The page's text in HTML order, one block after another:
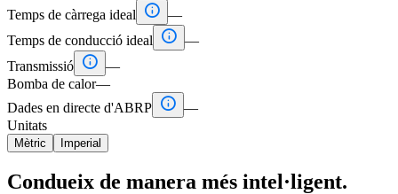
Temps de càrrega ideal
 —
Temps de conducció ideal
 —
Transmissió  —
Bomba de calor—
Dades en directe d'ABRP  —
Unitats
Mètric Imperial
Condueix de manera més intel·ligent.